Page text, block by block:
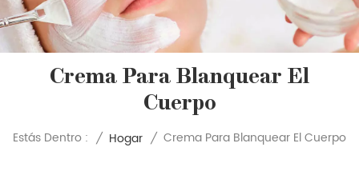
Crema Para Blanquear El
Cuerpo
Estás Dentro : / Hogar / Crema Para Blanquear El Cuerpo